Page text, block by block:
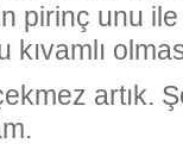
pirinç unu
kıvamlı
artık.